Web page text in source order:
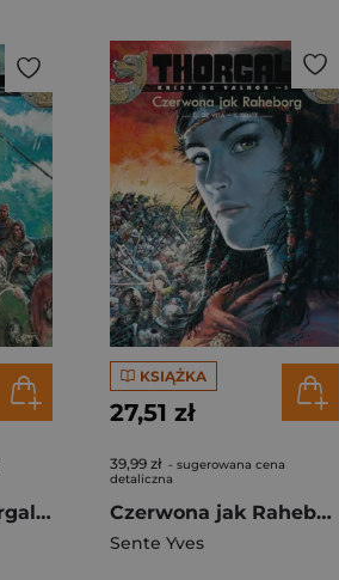
Berserkowie. Thorgal- Młodzieńcze lata. Tom 4 wyd. 2022
KSIĄŻKA
27,51 zł
39,99 zł - sugerowana cena
detaliczna
Czerwona jak Raheborg. Thorgal. Kriss de Valnor. Tom 5 wyd. 2024
Sente Yves